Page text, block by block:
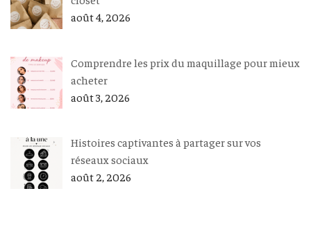
août 4, 2026
Comprendre les prix du maquillage pour mieux
acheter
août 3, 2026
Histoires captivantes à partager sur vos
réseaux sociaux
août 2, 2026